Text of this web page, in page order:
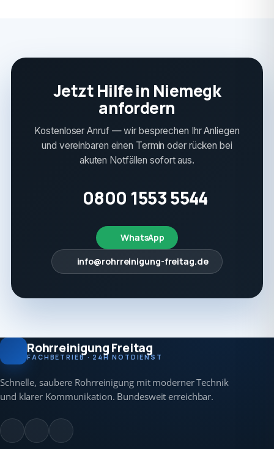
Jetzt Hilfe in Niemegk
anfordern
Kostenloser Anruf — wir besprechen Ihr Anliegen
und vereinbaren einen Termin oder rücken bei
akuten Notfällen sofort aus.
0800 1553 5544
WhatsApp
info@rohrreinigung-freitag.de
Rohrreinigung Freitag
FACHBETRIEB · 24H NOTDIENST
Schnelle, saubere Rohrreinigung mit moderner Technik
und klarer Kommunikation. Bundesweit erreichbar.